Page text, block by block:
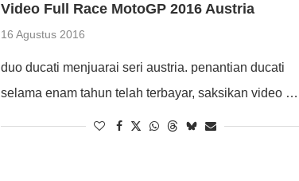
Video Full Race MotoGP 2016 Austria
16 Agustus 2016
duo ducati menjuarai seri austria. penantian ducati
selama enam tahun telah terbayar, saksikan video …